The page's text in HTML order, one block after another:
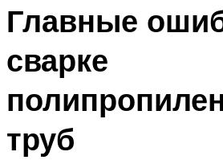
Главные
сварке
труб